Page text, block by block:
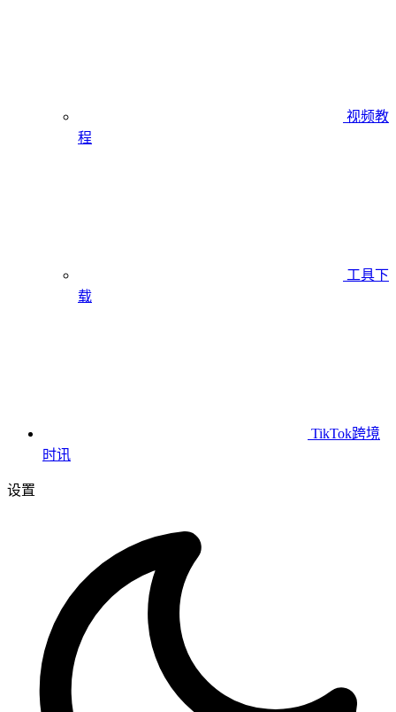
视频教
程
工具下
载
TikTok跨境
时讯
设置